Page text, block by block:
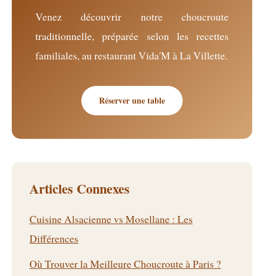
Venez découvrir notre choucroute
traditionnelle, préparée selon les recettes
familiales, au restaurant Vida'M à La Villette.
Réserver une table
Articles Connexes
Cuisine Alsacienne vs Mosellane : Les
Différences
Où Trouver la Meilleure Choucroute à Paris ?